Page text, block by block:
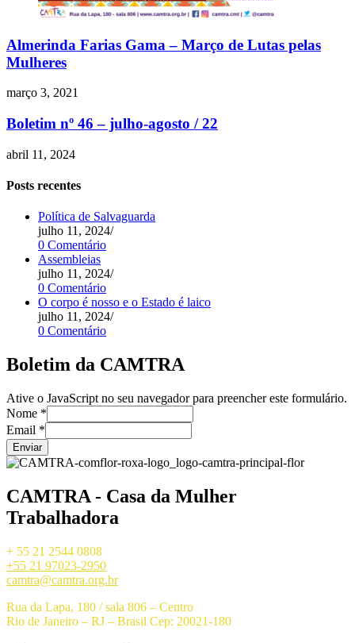
Almerinda Farias Gama – Março de Lutas pelas
Mulheres
março 3, 2021
Boletim nº 46 – julho-agosto / 22
abril 11, 2024
Posts recentes
Política de Salvaguarda
julho 11, 2024/
0 Comentário
Assembleias
julho 11, 2024/
0 Comentário
O corpo é nosso e o Estado é laico
julho 11, 2024/
0 Comentário
Boletim da CAMTRA
Ative o JavaScript no seu navegador para preencher este formulário.
Nome *
Email *
Enviar
CAMTRA - Casa da Mulher
Trabalhadora
+ 55 21 2544 0808
+55 21 97023-2950
camtra@camtra.org.br
Rua da Lapa, 180 / sala 806 – Centro
Rio de Janeiro – RJ – Brasil Cep: 20021-180